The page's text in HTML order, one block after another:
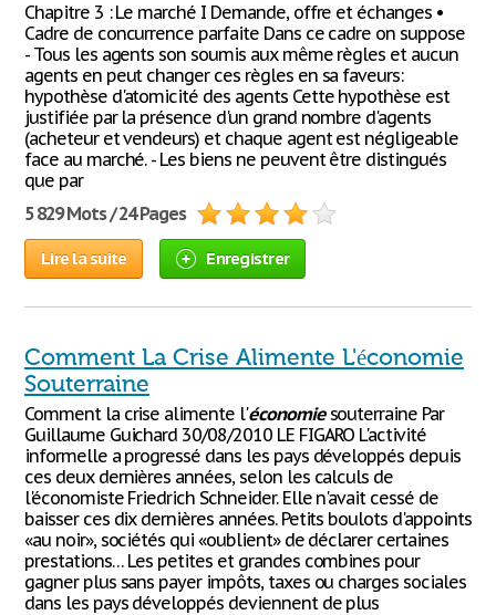
Chapitre 3 : Le marché I Demande, offre et échanges •
Cadre de concurrence parfaite Dans ce cadre on suppose
- Tous les agents son soumis aux même règles et aucun
agents en peut changer ces règles en sa faveurs:
hypothèse d'atomicité des agents Cette hypothèse est
justifiée par la présence d'un grand nombre d'agents
(acheteur et vendeurs) et chaque agent est négligeable
face au marché. - Les biens ne peuvent être distingués
que par
5 829 Mots / 24 Pages
Lire la suite Enregistrer
Comment La Crise Alimente L'économie
Souterraine
Comment la crise alimente l'économiesouterraine Par
Guillaume Guichard 30/08/2010 LE FIGARO L'activité
informelle a progressé dans les pays développés depuis
ces deux dernières années, selon les calculs de
l'économiste Friedrich Schneider. Elle n'avait cessé de
baisser ces dix dernières années. Petits boulots d'appoints
«au noir», sociétés qui «oublient» de déclarer certaines
prestations… Les petites et grandes combines pour
gagner plus sans payer impôts, taxes ou charges sociales
dans les pays développés deviennent de plus